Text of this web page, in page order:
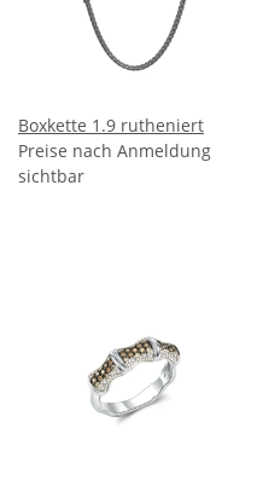
Boxkette 1.9 rutheniert
Preise nach Anmeldung
sichtbar